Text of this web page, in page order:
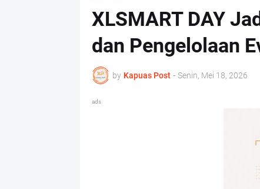
XLSMART DAY
dan Pengelolaan
by Kapuas Post - Senin, Mei 18, 2026
ads